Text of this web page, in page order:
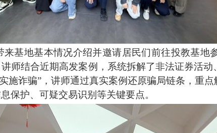
基地基本情况介绍并邀请居民们前往投教基地
师结合近期高发案例，系统拆解了非法证券活
施诈骗”，讲师通过真实案例还原骗局链条，重
保护、可疑交易识别等关键要点。